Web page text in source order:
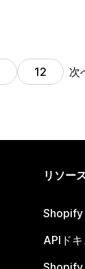
12 次
リソー
Shopify
APIドキ